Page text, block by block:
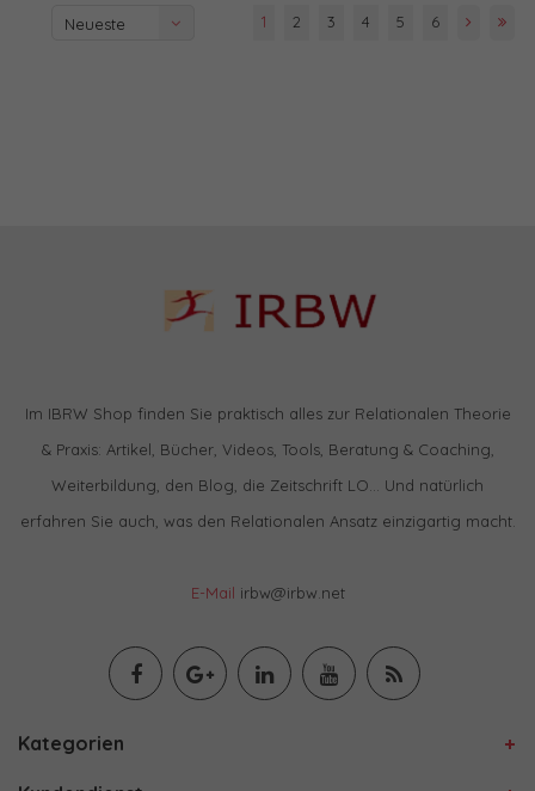
Neueste
1 2 3 4 5 6
Im IBRW Shop finden Sie praktisch alles zur Relationalen Theorie
& Praxis: Artikel, Bücher, Videos, Tools, Beratung & Coaching,
Weiterbildung, den Blog, die Zeitschrift LO… Und natürlich
erfahren Sie auch, was den Relationalen Ansatz einzigartig macht.
E-Mail irbw@irbw.net
Kategorien